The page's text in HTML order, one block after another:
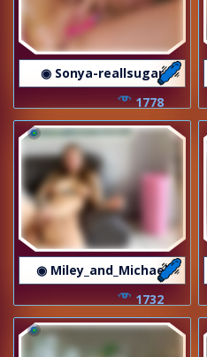
◉ Sonya-reallsugar
1778
◉ Miley_and_Michael
1732